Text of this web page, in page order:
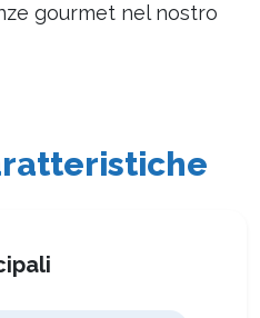
gourmet nel nostro